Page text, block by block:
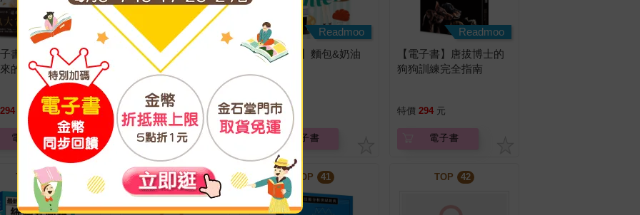
Readmoo
書】請保持名偵
的樣子
294
電子書
Readmoo
【電子書】只想在床上
沉淪，凝望天使的睡
顏。 (1) ＃兩個人一起
偷偷違反校規【含電子
書限定特典】
特價 265 元
電子書
Readmoo
【電子書】麵包&奶油
特價 80 元
電子書
Readmoo
【電子書】唐拔博士的
狗狗訓練完全指南
特價 294 元
電子書
TOP 39 TOP 40 TOP 41 TOP 42